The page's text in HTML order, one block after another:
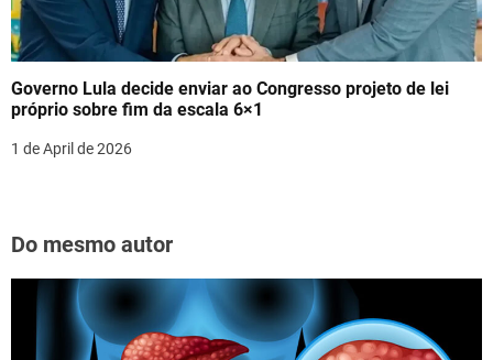
Governo Lula decide enviar ao Congresso projeto de lei
próprio sobre fim da escala 6×1
1 de April de 2026
Do mesmo autor